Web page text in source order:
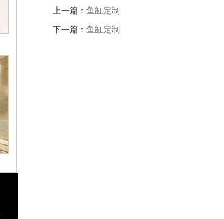
上一篇： 鱼缸定制
下一篇： 鱼缸定制